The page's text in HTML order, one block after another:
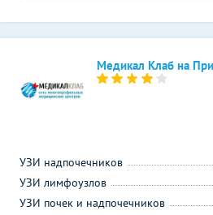
Медикал Клаб на
УЗИ надпочечников
УЗИ лимфоузлов
УЗИ почек и надпочечников